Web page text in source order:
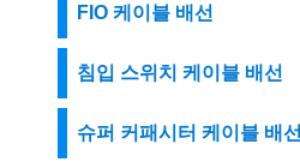
FIO 케이블 배선
침입 스위치 케이블 배선
슈퍼 커패시터 케이블 배선